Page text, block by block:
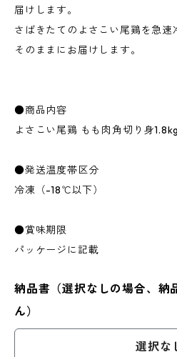
届けします。
さばきたてのよさこい尾鶏を急速
そのままにお届けします。
●商品内容
よさこい尾鶏 もも肉角切り身
●発送温度帯区分
冷凍（-18℃以下）
●賞味期限
パッケージに記載
納品書（選択なしの場合、納
ん）
選択な